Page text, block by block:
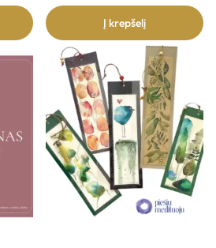
Į krepšelį